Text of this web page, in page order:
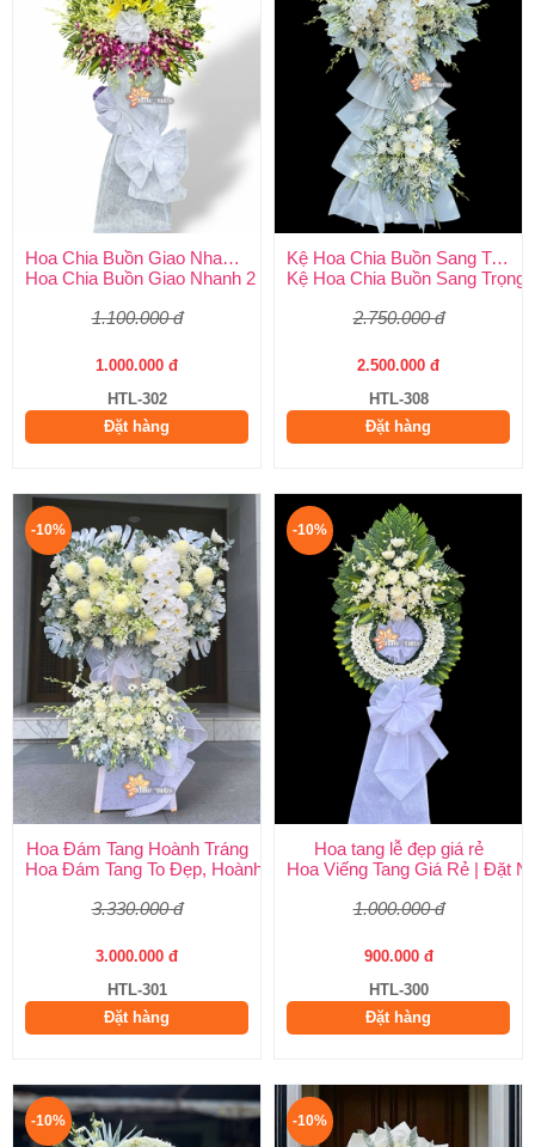
Hoa Chia Buồn Giao Nhanh 2 Giờ
Hoa Chia Buồn Giao Nhanh 2 Giờ – Dịch Vụ Uy Tín Tại Huy
1.100.000 đ
1.000.000 đ
HTL-302
Đặt hàng
Kệ Hoa Chia Buồn Sang Trọng
Kệ Hoa Chia Buồn Sang
2.750.000 đ
2.500.000 đ
HTL-308
Đặt hàng
-10%
Hoa Đám Tang Hoành Tráng
Hoa Đám Tang To Đẹp, Hoành Tráng tại Huy Thảo
3.330.000 đ
3.000.000 đ
HTL-301
Đặt hàng
-10%
Hoa tang lễ đẹp giá rẻ
Hoa Viếng Tang Giá Rẻ | Đặt
1.000.000 đ
900.000 đ
HTL-300
Đặt hàng
-10% -10%